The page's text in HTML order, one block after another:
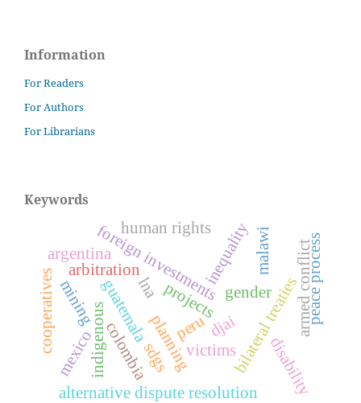
Information
For Readers
For Authors
For Librarians
Keywords
gender
planning
projects
indigenousguatemala
foreign investments
alternative dispute resolution
arbitration
bilateral treaties
mining
inequality
peru
colombia disability
human rights
armed conflictpeace process
victims
djai
lna
argentina
cooperativesmexico
malawi
sdgs